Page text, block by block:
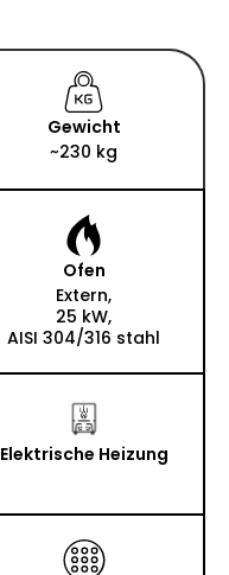
Gewicht
~230 kg
Ofen
Extern,
25 kW,
AISI 304/316 stahl
Elektrische Heizung